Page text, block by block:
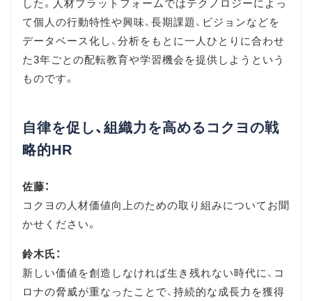
て個人の行動特性や興味、長期課題、ビジョンなどを
データベース化し、分析をもとに一人ひとりに合わせ
た3年ごとの配転教育や学習機会を提供しようという
ものです。
自律を促し、組織力を高めるコクヨの戦
略的HR
佐藤：
コクヨの人材価値向上のための取り組みについてお聞
かせください。
鈴木氏：
新しい価値を創造しなければ生き残れない時代に、コ
ロナの脅威が重なったことで、持続的な成長力を獲得